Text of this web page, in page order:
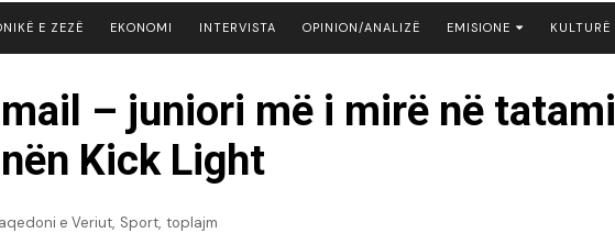
E ZEZË EKONOMI INTERVISTA OPINION/ANALIZË EMISIONE
BOTA NE FOKUS
KULTURË
– juniori më i mirë në tatami
Kick Light
e Veriut, Sport, toplajm